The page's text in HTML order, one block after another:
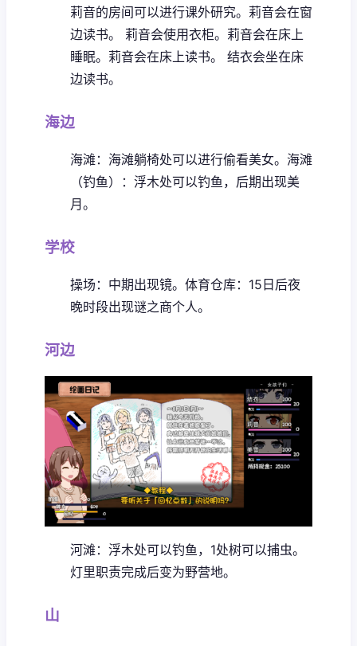
莉音的房间可以进行课外研究。 莉音会在窗
边读书。
莉音会使用衣柜。 莉音会在床上
睡眠。 莉音会在床上读书。
结衣会坐在床
边读书。
海边
海滩：海滩躺椅处可以进行偷看美女。 海滩
（钓鱼）：浮木处可以钓鱼，后期出现美
月。
学校
操场：中期出现镜。 体育仓库：15日后夜
晚时段出现谜之商个人。
河边
河滩：浮木处可以钓鱼，1处树可以捕虫。
灯里职责完成后变为野营地。
山